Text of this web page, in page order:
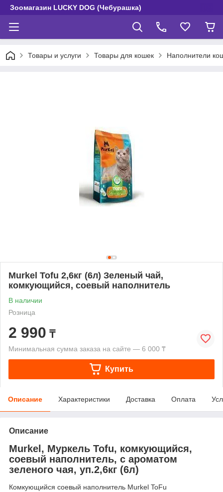
Зоомагазин LUCKY DOG (Чебурашка)
Товары и услуги Товары для кошек Наполнители
Murkel Tofu 2,6кг (6л) Зеленый чай,
комкующийся, соевый наполнитель
В наличии
Розница
2 990 ₸
Минимальная сумма заказа на сайте — 6 000 ₸
Купить
Описание Характеристики Доставка Оплата
Описание
Murkel, Муркель Tofu, комкующийся,
соевый наполнитель, с ароматом
зеленого чая, уп.2,6кг (6л)
Комкующийся соевый наполнитель Murkel ToFu